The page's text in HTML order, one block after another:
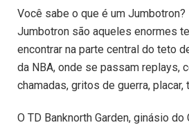
Você sabe o que é um Jumbotron?
Jumbotron são aqueles enormes
encontrar na parte central do teto
da NBA, onde se passam replays,
chamadas, gritos de guerra, placar,
O TD Banknorth Garden, ginásio